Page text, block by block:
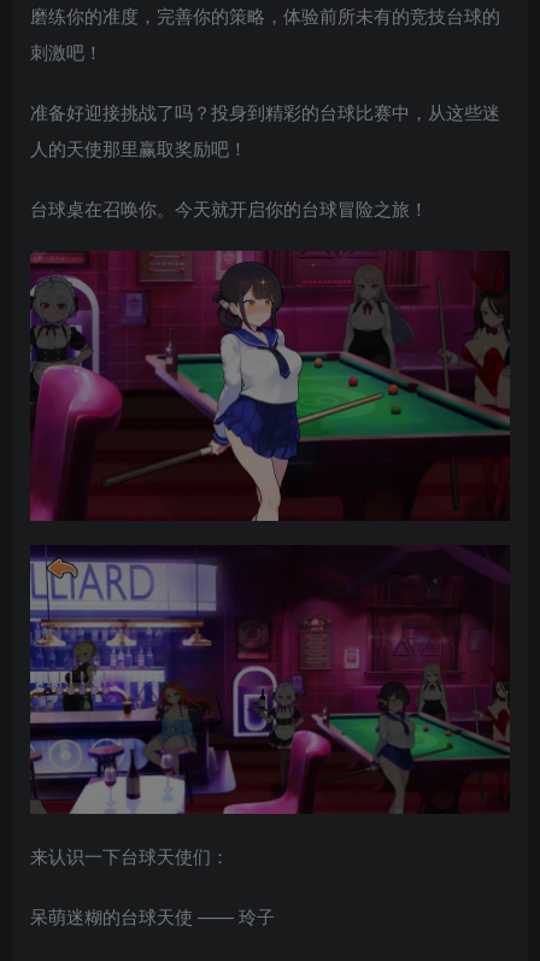
磨练你的准度，完善你的策略，体验前所未有的竞技台球的
刺激吧！
准备好迎接挑战了吗？投身到精彩的台球比赛中，从这些迷
人的天使那里赢取奖励吧！
台球桌在召唤你。今天就开启你的台球冒险之旅！
来认识一下台球天使们：
呆萌迷糊的台球天使 —— 玲子